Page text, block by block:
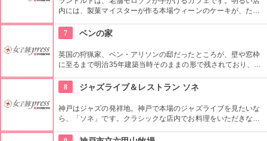
内には、製菓マイスターが作る本場ウィーンのケーキが、たく
アプリコットジャムの相性が抜群です。
7 ベンの家
英国の狩猟家、ベン・アリソンの邸だったところが、壁や窓枠
に至るまで明治35年建築当時そのままの形で残されており、数
キョクグマやムース、ヘラ鹿の剥製が展示されており、圧巻。
8 ジャズライブ＆レストラン ソネ
神戸はジャズの発祥地。神戸で本場のジャズライブを見たいな
ら、「ソネ」です。クラシックな店内でお料理をいただきなが
が入り、ジャズは廃れていません。大きな会場ですので、大人